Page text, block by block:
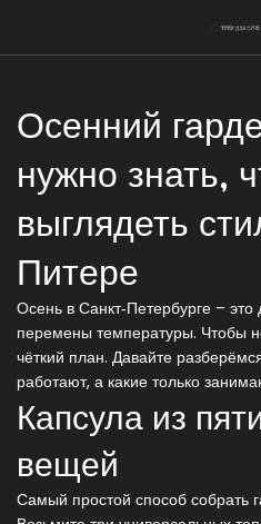
Осенний
нужно знать,
выглядеть
Питере
Осень в Санкт‑Петербурге –
перемены температуры. Чтобы
чёткий план. Давайте
работают, а какие только
Капсула из
вещей
Самый простой способ собрать